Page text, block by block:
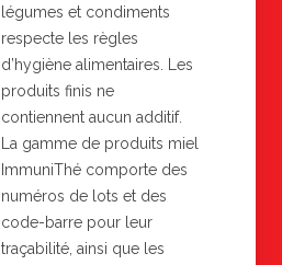
légumes et condiments
respecte les règles
d’hygiène alimentaires. Les
produits finis ne
contiennent aucun additif.
La gamme de produits miel
ImmuniThé comporte des
numéros de lots et des
code-barre pour leur
traçabilité, ainsi que les